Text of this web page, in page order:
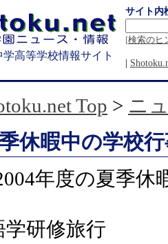
高等学校情報サイト
サイト内
[検索のヒ
|
Top > ニ
休暇中の学校
年度の夏季休
学研修旅行